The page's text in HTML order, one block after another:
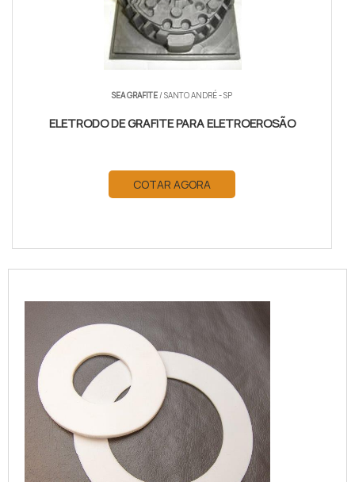
SEA GRAFITE/ SANTO ANDRÉ - SP
ELETRODO DE GRAFITE PARA ELETROEROSÃO
COTAR AGORA